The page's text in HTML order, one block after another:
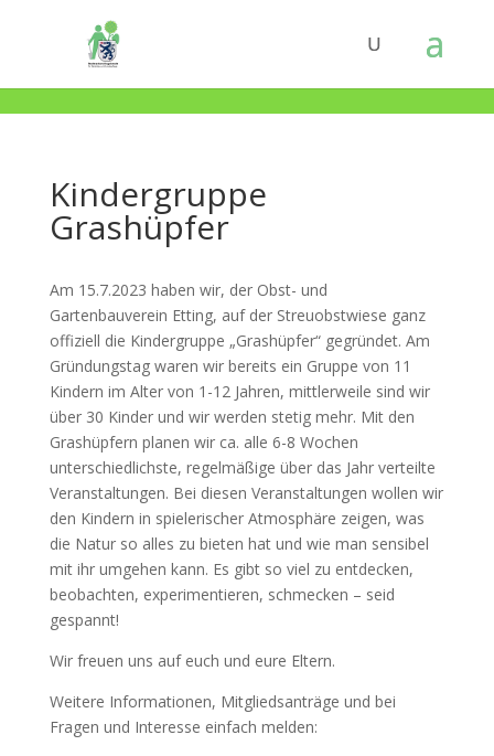
Kindergruppe
Grashüpfer
Am 15.7.2023 haben wir, der Obst- und
Gartenbauverein Etting, auf der Streuobstwiese ganz
offiziell die Kindergruppe „Grashüpfer“ gegründet. Am
Gründungstag waren wir bereits ein Gruppe von 11
Kindern im Alter von 1-12 Jahren, mittlerweile sind wir
über 30 Kinder und wir werden stetig mehr. Mit den
Grashüpfern planen wir ca. alle 6-8 Wochen
unterschiedlichste, regelmäßige über das Jahr verteilte
Veranstaltungen. Bei diesen Veranstaltungen wollen wir
den Kindern in spielerischer Atmosphäre zeigen, was
die Natur so alles zu bieten hat und wie man sensibel
mit ihr umgehen kann. Es gibt so viel zu entdecken,
beobachten, experimentieren, schmecken – seid
gespannt!
Wir freuen uns auf euch und eure Eltern.
Weitere Informationen, Mitgliedsanträge und bei
Fragen und Interesse einfach melden: